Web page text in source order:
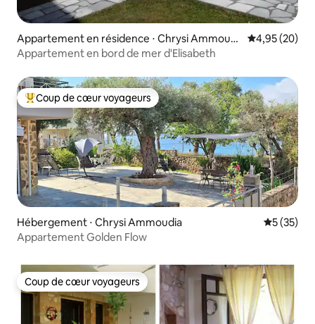
Appartement en résidence ⋅ Chrysi Ammoudi
a
Évaluation
4,95 (20)
Appartement en bord de mer d'Elisabeth
Coups de cœur voyageurs les plus appréciés
Coup de cœur voyageurs
Hébergement ⋅ Chrysi Ammoudia
5 (35)
Appartement Golden Flow
Coup de cœur voyageurs
Coup de cœur voyageurs